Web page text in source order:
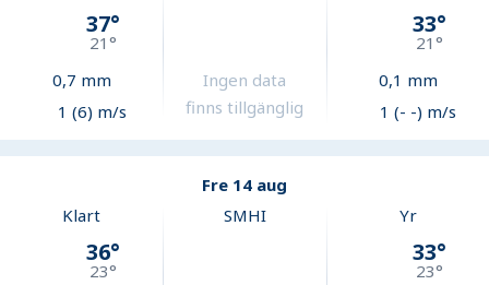
37°
21°
0,7 mm
1 (6) m/s
Ingen data
finns tillgänglig
33°
21°
0,1 mm
1 (- -) m/s
Fre 14 aug
Klart
36°
23°
SMHI Yr
33°
23°